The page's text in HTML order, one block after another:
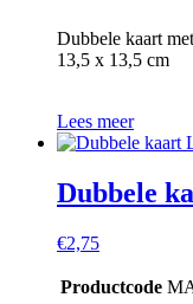
Dubbele kaart
13,5 x 13,5 cm
Lees meer
Dubbele
€2,75
Productcode